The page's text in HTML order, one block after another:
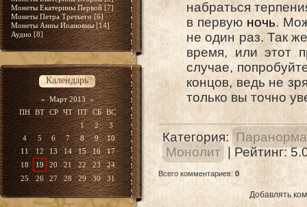
Монеты Екатерины Первой [7]
Монеты Петра Третьего [6]
Монеты Анны Иоановны [14]
Аудио [8]
Календарь
« Март 2013 »
ПН ВТ СР ЧТ ПТ СБ ВС
1
2
3
4
5 6 7 8 9
10
11
12 13 14 15 16
17
18
19 20 21 22 23
24
25
26 27 28 29 30 31
набраться
в первую ночь.
не один раз. Так
время, или этот
случае,
концов, ведь не
только вы точно
Категория:
Монолит
Рейтинг:
Всего комментариев: 0
Добавлять